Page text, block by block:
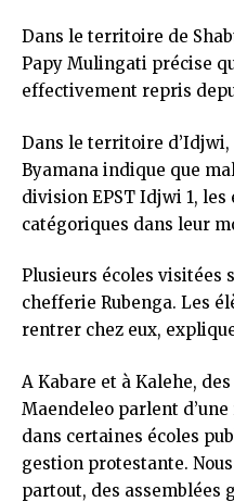
Dans le territoire de
Papy Mulingati précise
effectivement repris
Dans le territoire
Byamana indique que
division EPST Idjwi 1,
catégoriques dans leur
Plusieurs écoles visitées
chefferie Rubenga. Les
rentrer chez eux,
A Kabare et à Kalehe,
Maendeleo parlent
dans certaines écoles
gestion protestante.
partout, des assemblées